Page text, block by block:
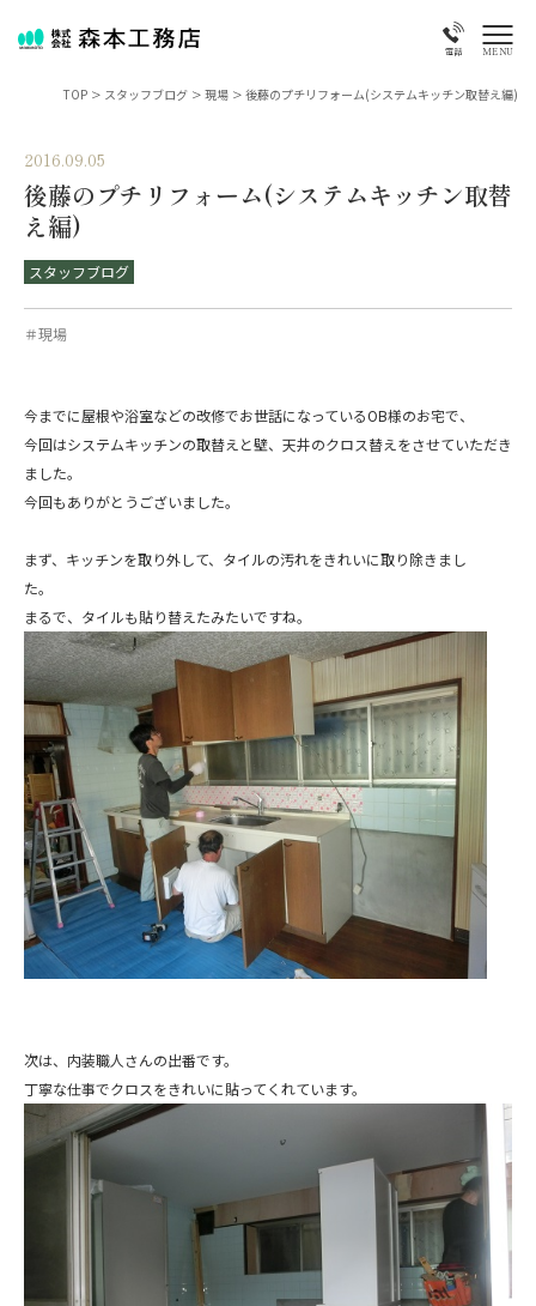
電話 MENU
TOP > スタッフブログ > 現場 > 後藤のプチリフォーム(システムキッチン取替え編)
2016.09.05
後藤のプチリフォーム(システムキッチン取替
え編)
スタッフブログ
＃現場
今までに屋根や浴室などの改修でお世話になっているOB様のお宅で、
今回はシステムキッチンの取替えと壁、天井のクロス替えをさせていただき
ました。
今回もありがとうございました。
まず、キッチンを取り外して、タイルの汚れをきれいに取り除きまし
た。
まるで、タイルも貼り替えたみたいですね。
次は、内装職人さんの出番です。
丁寧な仕事でクロスをきれいに貼ってくれています。